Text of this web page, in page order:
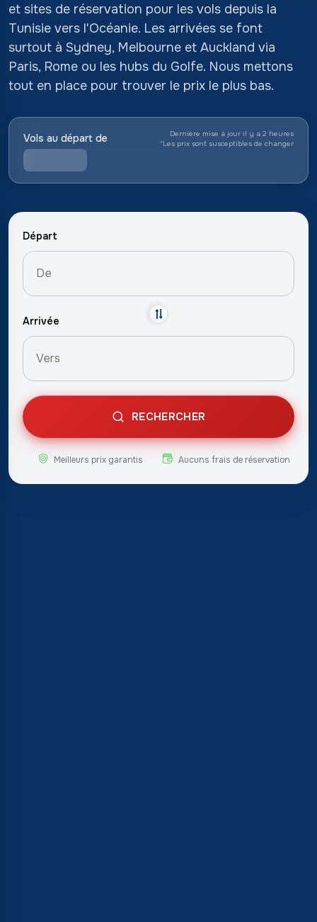
et sites de réservation pour les vols depuis la
Tunisie vers l'Océanie. Les arrivées se font
surtout à Sydney, Melbourne et Auckland via
Paris, Rome ou les hubs du Golfe. Nous mettons
tout en place pour trouver le prix le plus bas.
Vols au départ de
Dernière mise à jour il y a 2 heures
*Les prix sont susceptibles de changer
Départ
Arrivée
RECHERCHER
Meilleurs prix garantis Aucuns frais de réservation